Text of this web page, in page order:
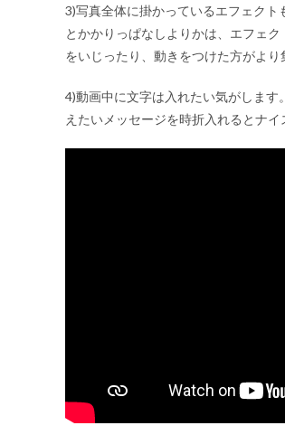
3)写真全体に掛かっているエフェク
とかかりっぱなしよりかは、エフェ
をいじったり、動きをつけた方がより
4)動画中に文字は入れたい気がしま
えたいメッセージを時折入れるとナ